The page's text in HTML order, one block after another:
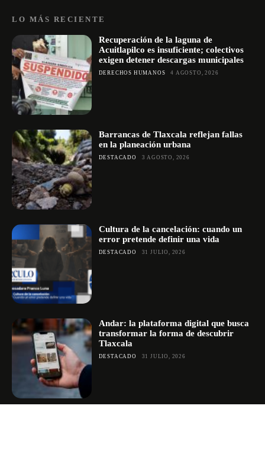
LO MÁS RECIENTE
Recuperación de la laguna de
Acuitlapilco es insuficiente; colectivos
exigen detener descargas municipales
DERECHOS HUMANOS 4 AGOSTO, 2026
Barrancas de Tlaxcala reflejan fallas
en la planeación urbana
DESTACADO 3 AGOSTO, 2026
Cultura de la cancelación: cuando un
error pretende definir una vida
DESTACADO 31 JULIO, 2026
Andar: la plataforma digital que busca
transformar la forma de descubrir
Tlaxcala
DESTACADO 31 JULIO, 2026